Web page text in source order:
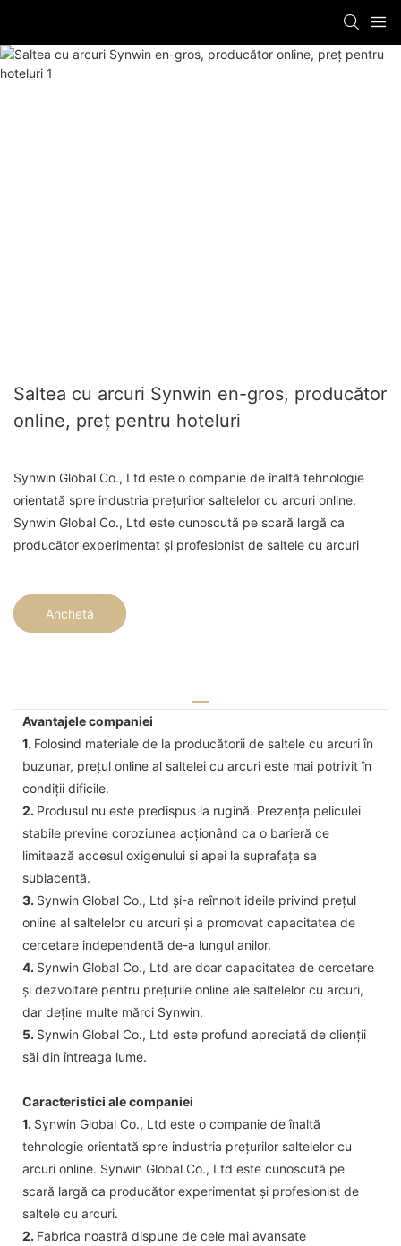
Saltea cu arcuri Synwin en-gros, producător
online, preț pentru hoteluri
Synwin Global Co., Ltd este o companie de înaltă tehnologie
orientată spre industria prețurilor saltelelor cu arcuri online.
Synwin Global Co., Ltd este cunoscută pe scară largă ca
producător experimentat și profesionist de saltele cu arcuri
Anchetă
Avantajele companiei
1. Folosind materiale de la producătorii de saltele cu arcuri în
buzunar, prețul online al saltelei cu arcuri este mai potrivit în
condiții dificile.
2. Produsul nu este predispus la rugină. Prezența peliculei
stabile previne coroziunea acționând ca o barieră ce
limitează accesul oxigenului și apei la suprafața sa
subiacentă.
3. Synwin Global Co., Ltd și-a reînnoit ideile privind prețul
online al saltelelor cu arcuri și a promovat capacitatea de
cercetare independentă de-a lungul anilor.
4. Synwin Global Co., Ltd are doar capacitatea de cercetare
și dezvoltare pentru prețurile online ale saltelelor cu arcuri,
dar deține multe mărci Synwin.
5. Synwin Global Co., Ltd este profund apreciată de clienții
săi din întreaga lume.
Caracteristici ale companiei
1. Synwin Global Co., Ltd este o companie de înaltă
tehnologie orientată spre industria prețurilor saltelelor cu
arcuri online. Synwin Global Co., Ltd este cunoscută pe
scară largă ca producător experimentat și profesionist de
saltele cu arcuri.
2. Fabrica noastră dispune de cele mai avansate